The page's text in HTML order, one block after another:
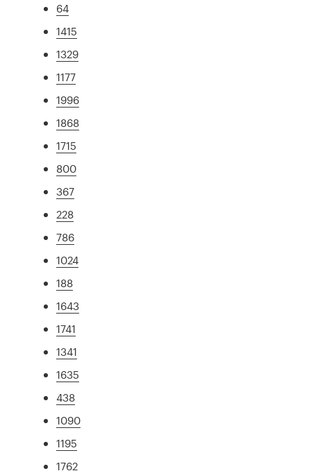
64
1415
1329
1177
1996
1868
1715
800
367
228
786
1024
188
1643
1741
1341
1635
438
1090
1195
1762